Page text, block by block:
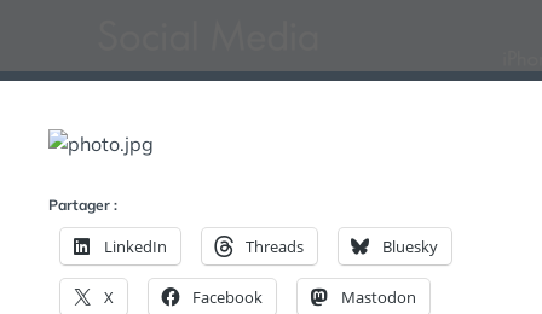
É
É
Partager :
LinkedIn Threads Bluesky
X Facebook Mastodon